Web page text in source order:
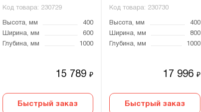
Код товара: 230729
Высота, мм
400
Ширина, мм
600
Глубина, мм
1000
15 789₽
Быстрый заказ
Код товара: 230730
Высота, мм
400
Ширина, мм
800
Глубина, мм
1000
17 996 ₽
Быстрый заказ